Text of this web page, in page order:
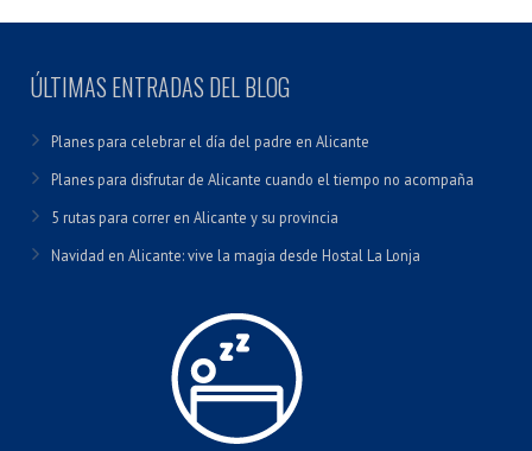
ÚLTIMAS ENTRADAS DEL BLOG
Planes para celebrar el día del padre en Alicante
Planes para disfrutar de Alicante cuando el tiempo no acompaña
5 rutas para correr en Alicante y su provincia
Navidad en Alicante: vive la magia desde Hostal La Lonja